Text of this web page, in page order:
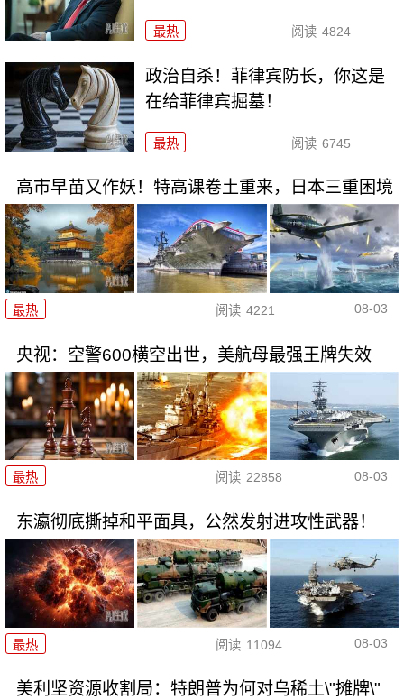
最热 阅读 4824
政治自杀！菲律宾防长，你这是
在给菲律宾掘墓！
最热 阅读 6745
高市早苗又作妖！特高课卷土重来，日本三重困境
最热 阅读 4221 08-03
央视：空警600横空出世，美航母最强王牌失效
最热 阅读 22858 08-03
东瀛彻底撕掉和平面具，公然发射进攻性武器！
最热 阅读 11094 08-03
美利坚资源收割局：特朗普为何对乌稀土\"摊牌\"